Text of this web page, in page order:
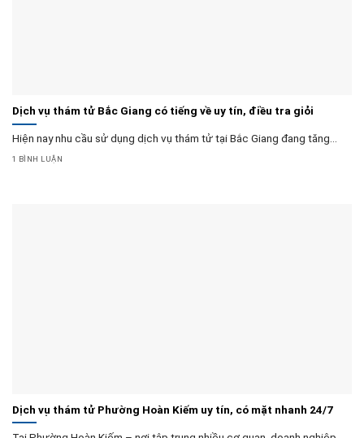
Dịch vụ thám tử Bắc Giang có tiếng về uy tín, điều tra giỏi
Hiện nay nhu cầu sử dụng dịch vụ thám tử tại Bắc Giang đang tăng...
1 BÌNH LUẬN
Dịch vụ thám tử Phường Hoàn Kiếm uy tín, có mặt nhanh 24/7